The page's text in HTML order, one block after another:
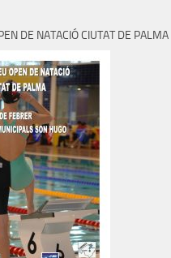
DE NATACIÓ CIUTAT DE PALMA